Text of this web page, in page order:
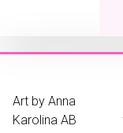
Art by Anna
Karolina AB